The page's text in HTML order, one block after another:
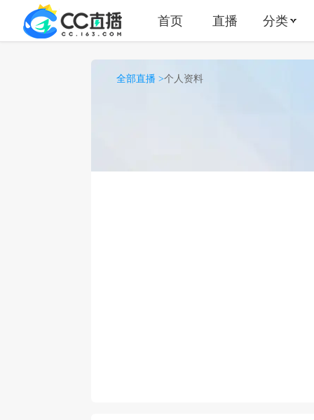
首页 直播 分类
全部直播 >个人资料